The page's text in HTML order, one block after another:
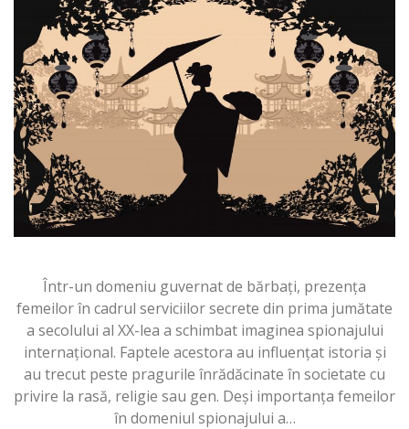
Într-un domeniu guvernat de bărbați, prezența
femeilor în cadrul serviciilor secrete din prima jumătate
a secolului al XX-lea a schimbat imaginea spionajului
internațional. Faptele acestora au influențat istoria și
au trecut peste pragurile înrădăcinate în societate cu
privire la rasă, religie sau gen. Deși importanța femeilor
în domeniul spionajului a…